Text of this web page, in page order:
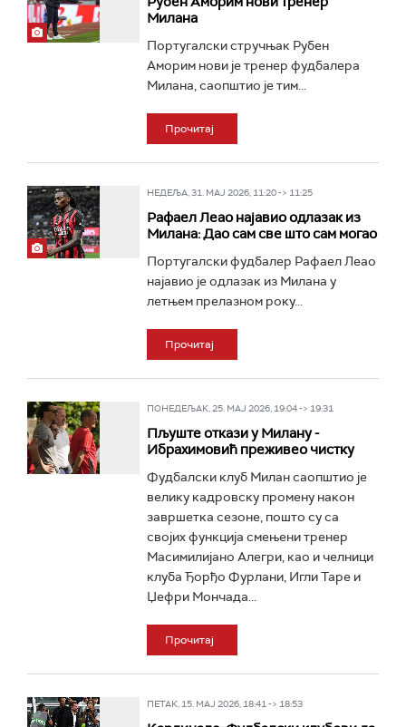
Милана
Португалски стручњак Рубен
Аморим нови је тренер фудбалера
Милана, саопштио је тим...
Прочитај
НЕДЕЉА, 31. МАЈ 2026, 11:20 -> 11:25
Рафаел Леао најавио одлазак из
Милана: Дао сам све што сам могао
Португалски фудбалер Рафаел Леао
најавио је одлазак из Милана у
летњем прелазном року...
Прочитај
ПОНЕДЕЉАК, 25. МАЈ 2026, 19:04 -> 19:31
Пљуште откази у Милану -
Ибрахимовић преживео чистку
Фудбалски клуб Милан саопштио је
велику кадровску промену након
завршетка сезоне, пошто су са
својих функција смењени тренер
Масимилијано Алегри, као и челници
клуба Ђорђо Фурлани, Игли Таре и
Џефри Мончада...
Прочитај
ПЕТАК, 15. МАЈ 2026, 18:41 -> 18:53